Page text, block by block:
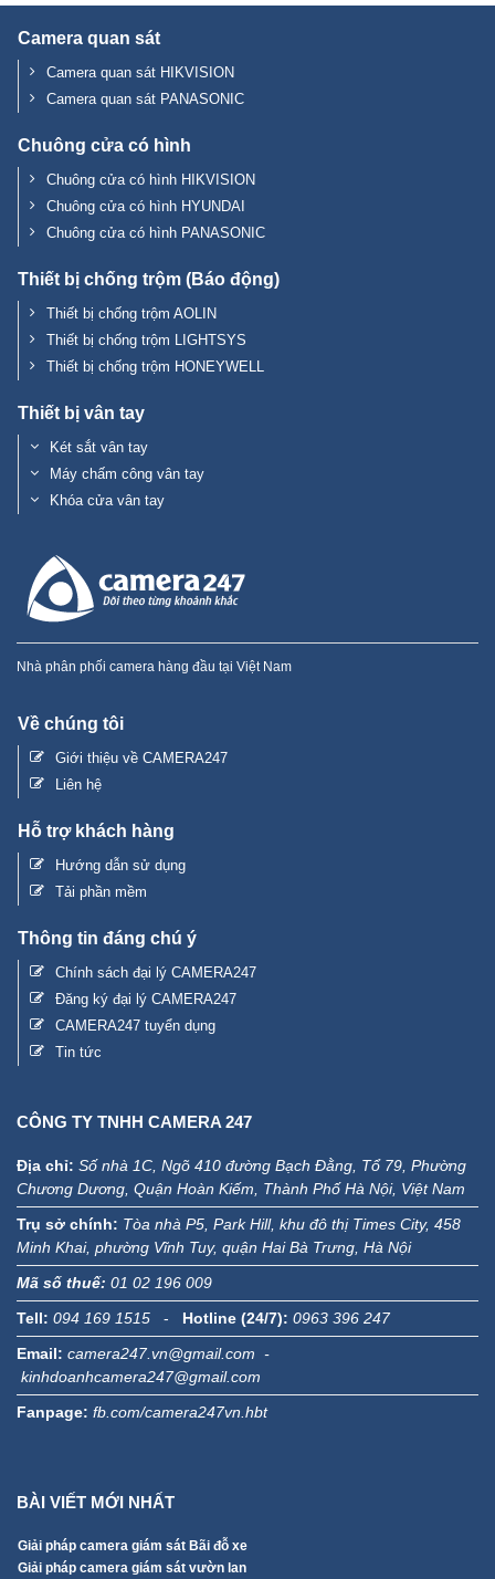
Camera quan sát
Camera quan sát HIKVISION
Camera quan sát PANASONIC
Chuông cửa có hình
Chuông cửa có hình HIKVISION
Chuông cửa có hình HYUNDAI
Chuông cửa có hình PANASONIC
Thiết bị chống trộm (Báo động)
Thiết bị chống trộm AOLIN
Thiết bị chống trộm LIGHTSYS
Thiết bị chống trộm HONEYWELL
Thiết bị vân tay
Két sắt vân tay
Máy chấm công vân tay
Khóa cửa vân tay
Nhà phân phối camera hàng đầu tại Việt Nam
Về chúng tôi
Giới thiệu về CAMERA247
Liên hệ
Hỗ trợ khách hàng
Hướng dẫn sử dụng
Tải phần mềm
Thông tin đáng chú ý
Chính sách đại lý CAMERA247
Đăng ký đại lý CAMERA247
CAMERA247 tuyển dụng
Tin tức
CÔNG TY TNHH CAMERA 247
Địa chỉ: Số nhà 1C, Ngõ 410 đường Bạch Đằng, Tổ 79, Phường
Chương Dương, Quận Hoàn Kiếm, Thành Phố Hà Nội, Việt Nam
Trụ sở chính: Tòa nhà P5, Park Hill, khu đô thị Times City, 458
Minh Khai, phường Vĩnh Tuy, quận Hai Bà Trưng, Hà Nội
Mã số thuế: 01 02 196 009
Tell: 094 169 1515 - Hotline (24/7): 0963 396 247
Email: camera247.vn@gmail.com -
kinhdoanhcamera247@gmail.com
Fanpage: fb.com/camera247vn.hbt
BÀI VIẾT MỚI NHẤT
Giải pháp camera giám sát Bãi đỗ xe
Giải pháp camera giám sát vườn lan